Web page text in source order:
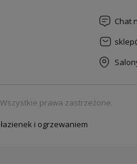
Chat
Wszystkie prawa zastrzeżone.
i ogrzewaniem